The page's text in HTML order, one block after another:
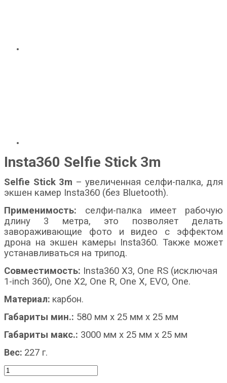
Insta360 Selfie Stick 3m
Selfie Stick 3m – увеличенная cелфи-палка, для
экшен камер Insta360 (без Bluetooth).
Применимость: селфи-палка имеет рабочую
длину 3 метра, это позволяет делать
завораживающие фото и видео с эффектом
дрона на экшен камеры Insta360. Также может
устанавливаться на трипод.
Совместимость: Insta360 X3, One RS (исключая
1-inch 360), One X2, One R, One X, EVO, One.
Материал: карбон.
Габариты мин.: 580 мм x 25 мм x 25 мм
Габариты макс.: 3000 мм x 25 мм x 25 мм
Вес: 227 г.